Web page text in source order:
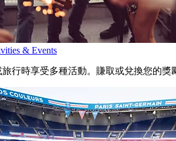
& Events
旅行時享受多種活動。賺取或兌換您的獎